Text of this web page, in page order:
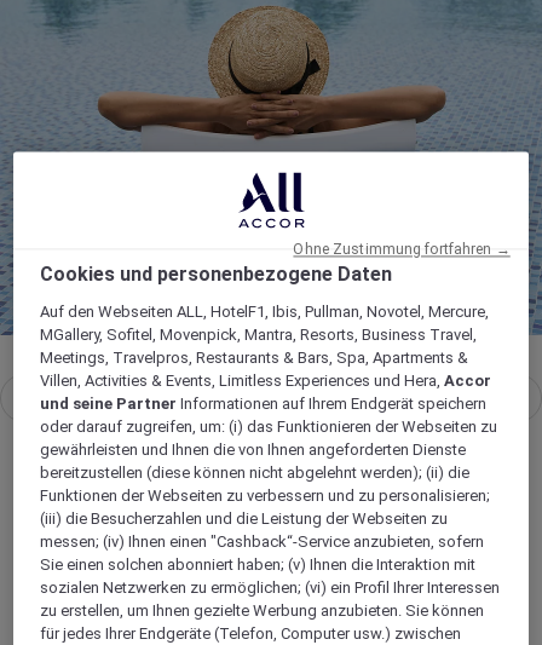
1 / 3
Filter 7 Hotels
Cookies und personenbezogene Daten
Auf den Webseiten ALL, HotelF1, Ibis, Pullman, Novotel, Mercure,
MGallery, Sofitel, Movenpick, Mantra, Resorts, Business Travel,
Meetings, Travelpros, Restaurants & Bars, Spa, Apartments &
Villen, Activities & Events, Limitless Experiences und Hera,Accor
und seine Partner Informationen auf Ihrem Endgerät speichern
oder darauf zugreifen, um: (i) das Funktionieren der Webseiten zu
gewährleisten und Ihnen die von Ihnen angeforderten Dienste
bereitzustellen (diese können nicht abgelehnt werden); (ii) die
Funktionen der Webseiten zu verbessern und zu personalisieren;
(iii) die Besucherzahlen und die Leistung der Webseiten zu
messen; (iv) Ihnen einen "Cashback“-Service anzubieten, sofern
Sie einen solchen abonniert haben; (v) Ihnen die Interaktion mit
sozialen Netzwerken zu ermöglichen; (vi) ein Profil Ihrer Interessen
zu erstellen, um Ihnen gezielte Werbung anzubieten. Sie können
für jedes Ihrer Endgeräte (Telefon, Computer usw.) zwischen
Ohne Zustimmung fortfahren →